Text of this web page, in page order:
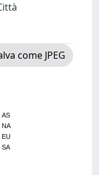
come JPEG
AS
NA
EU
SA